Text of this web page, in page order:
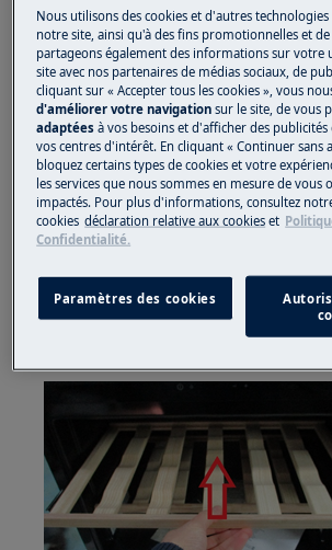
personnes pour le déplacer.
Utilisez toujours des gants de
chaussures fermées.
Veuillez noter que l'auto-réparation
non professionnelle peut avoir des
la sécurité si elle n'est pas effectuée
COMMENT SUPPRIMER LA
1) Soulevez la grille pour la
Nous utilisons des cookies et d'autres
notre site, ainsi qu'à des fins promotionnelles et
partageons également des informations sur votre
site avec nos partenaires de médias sociaux, de
cliquant sur « Accepter tous les cookies », vous
d'améliorer votre navigation sur le site, de vous
adaptées à vos besoins et d'afficher des
vos centres d'intérêt. En cliquant « Continuer sans
bloquez certains types de cookies et votre
les services que nous sommes en mesure de
impactés. Pour plus d'informations, consultez
cookies déclaration relative aux cookies et
Confidentialité.
Paramètres des cookies